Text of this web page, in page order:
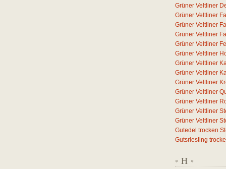
Grüner Veltliner
Grüner Veltliner
Grüner Veltliner
Grüner Veltliner
Grüner Veltliner
Grüner Veltliner
Grüner Veltliner
Grüner Veltliner
Grüner Veltliner
Grüner Veltliner
Grüner Veltliner
Grüner Veltliner
Grüner Veltliner
Gutedel trocken
Gutsriesling
* H *